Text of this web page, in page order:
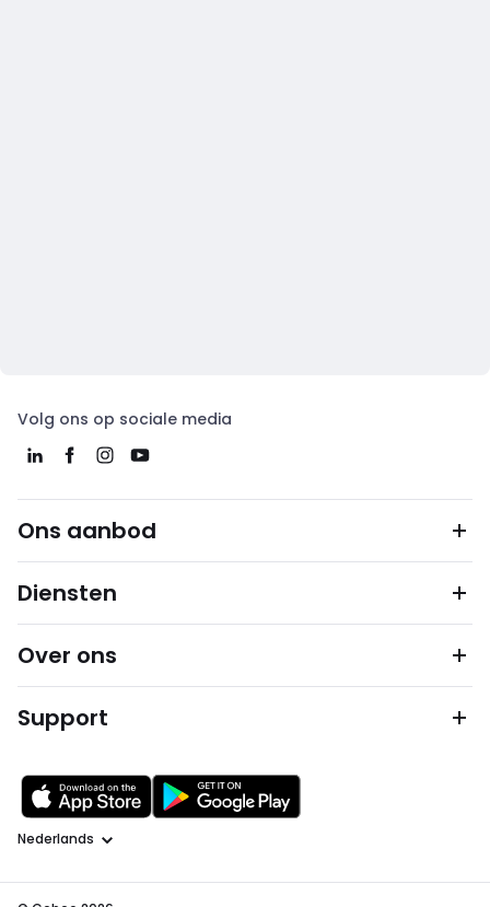
Volg ons op sociale media
Ons aanbod
Diensten
Over ons
Support
Taal